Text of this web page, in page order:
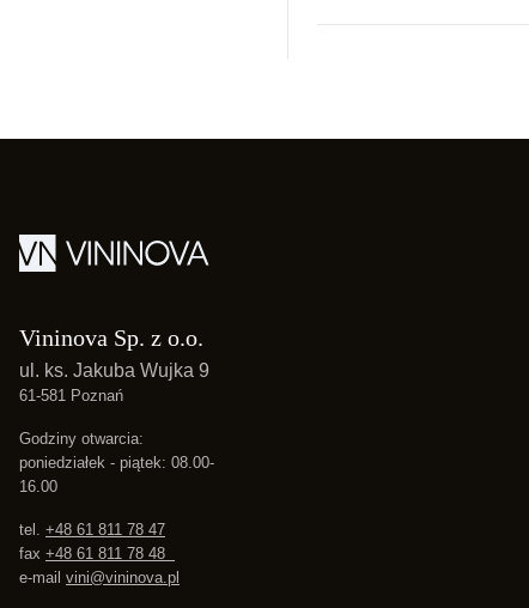
Vininova Sp. z o.o.
ul. ks. Jakuba Wujka 9
61-581 Poznań
Godziny otwarcia:
poniedziałek - piątek: 08.00-
16.00
tel. +48 61 811 78 47
fax +48 61 811 78 48
e-mail vini@vininova.pl